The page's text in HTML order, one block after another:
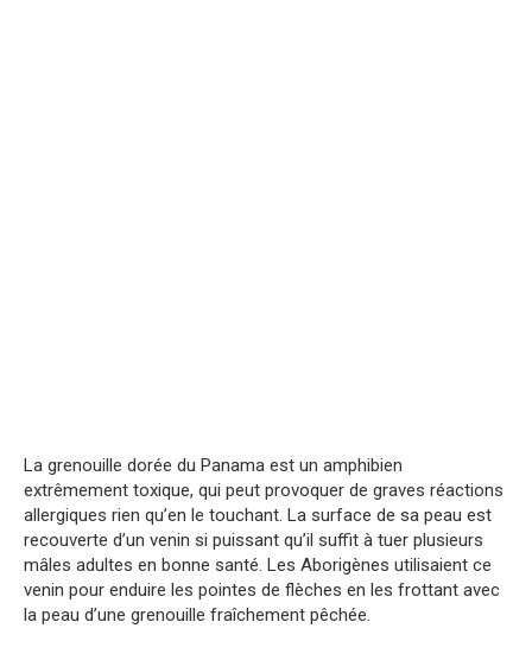
La grenouille dorée du Panama est un amphibien
extrêmement toxique, qui peut provoquer de graves réactions
allergiques rien qu’en le touchant. La surface de sa peau est
recouverte d’un venin si puissant qu’il suffit à tuer plusieurs
mâles adultes en bonne santé. Les Aborigènes utilisaient ce
venin pour enduire les pointes de flèches en les frottant avec
la peau d’une grenouille fraîchement pêchée.